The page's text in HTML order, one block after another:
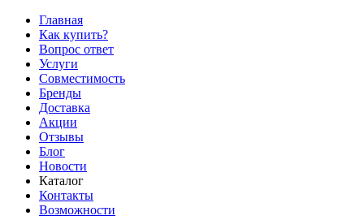
Главная
Как купить?
Вопрос ответ
Услуги
Совместимость
Бренды
Доставка
Акции
Отзывы
Блог
Новости
Каталог
Контакты
Возможности